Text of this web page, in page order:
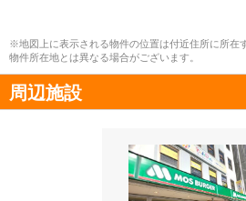
※地図上に表示される物件の位置は付近住所に所在
物件所在地とは異なる場合がございます。
周辺施設